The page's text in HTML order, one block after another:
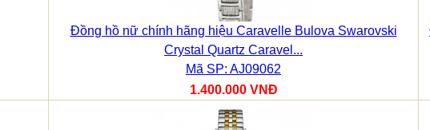
Đồng hồ nữ chính hãng hiệu Caravelle Bulova Swarovski
Crystal Quartz Caravel...
Mã SP: AJ09062
1.400.000 VNĐ